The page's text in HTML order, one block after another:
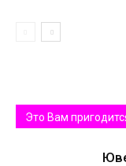
Это Вам